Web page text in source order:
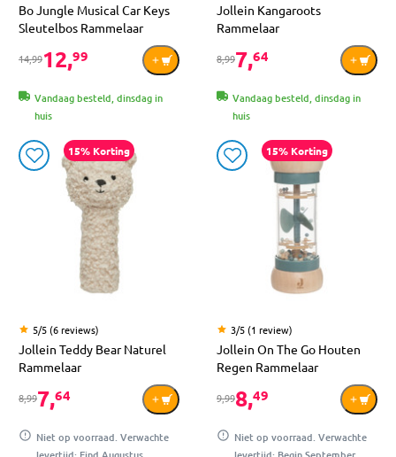
Bo Jungle Musical Car Keys
Sleutelbos Rammelaar
14,9912,99
Vandaag besteld, dinsdag in
huis
Jollein Kangaroots
Rammelaar
8,997,64
Vandaag besteld, dinsdag in
huis
15% Korting
5/5 (6 reviews)
Jollein Teddy Bear Naturel
Rammelaar
8,997,64
Niet op voorraad. Verwachte
15% Korting
3/5 (1 review)
Jollein On The Go Houten
Regen Rammelaar
9,998,49
Niet op voorraad. Verwachte